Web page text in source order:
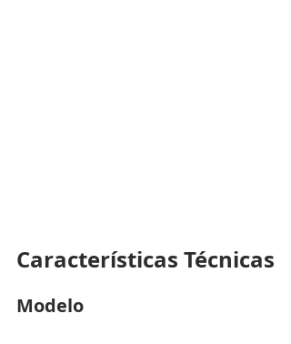
Características Técnicas
Modelo